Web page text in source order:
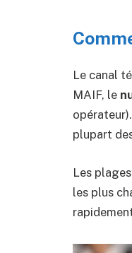
Le canal
MAIF, le
plupart
Les
les plus